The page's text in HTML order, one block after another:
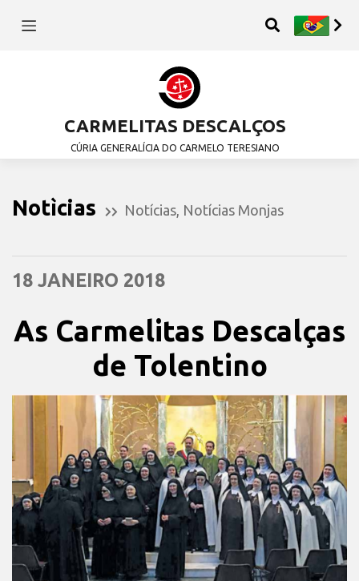
CARMELITAS DESCALÇOS
CÚRIA GENERALÍCIA DO CARMELO TERESIANO
Notìcias Notícias Notícias Monjas
18 JANEIRO 2018
As Carmelitas Descalças
de Tolentino